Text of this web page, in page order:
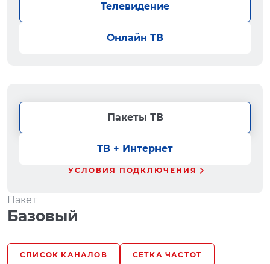
Телевидение
Онлайн ТВ
Пакеты ТВ
ТВ + Интернет
УСЛОВИЯ ПОДКЛЮЧЕНИЯ
Пакет
Базовый
СПИСОК КАНАЛОВ СЕТКА ЧАСТОТ